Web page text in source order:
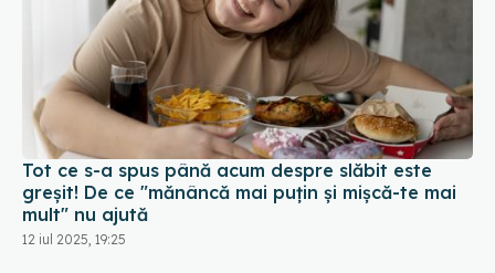
Tot ce s-a spus până acum despre slăbit este
greșit! De ce "mănâncă mai puțin și mișcă-te mai
mult" nu ajută
12 iul 2025, 19:25